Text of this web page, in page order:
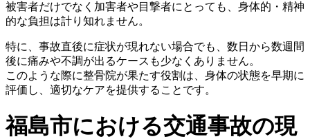
被害者だけでなく加害者や目撃者にとっても、身体的・精神
的な負担は計り知れません。
特に、事故直後に症状が現れない場合でも、数日から数週間
後に痛みや不調が出るケースも少なくありません。
このような際に整骨院が果たす役割は、身体の状態を早期に
評価し、適切なケアを提供することです。
福島市における交通事故の現